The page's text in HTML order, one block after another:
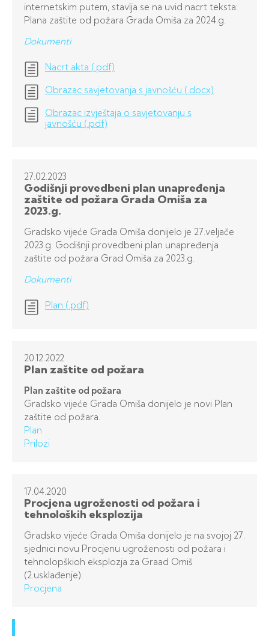
internetskim putem, stavlja se na uvid nacrt teksta:
Plana zaštite od požara Grada Omiša za 2024.g.
Dokumenti
Nacrt akta (.pdf)
Obrazac savjetovanja s javnošću (.docx)
Obrazac izvještaja o savjetovanju s
javnošću (.pdf)
27.02.2023
Godišnji provedbeni plan unapređenja
zaštite od požara Grada Omiša za
2023.g.
Gradsko vijeće Grada Omiša donijelo je 27.veljače
2023.g. Godišnji provedbeni plan unapređenja
zaštite od požara Grad Omiša za 2023.g.
Dokumenti
Plan (.pdf)
20.12.2022
Plan zaštite od požara
Plan zaštite od požara
Gradsko vijeće Grada Omiša donijelo je novi Plan
zaštite od požara.
Plan
Prilozi
17.04.2020
Procjena ugroženosti od požara i
tehnoloških eksplozija
Gradsko vijeće Grada Omiša donijelo je na svojoj 27.
sjednici novu Procjenu ugroženosti od požara i
tehnolopškioh eksplozja za Graad Omiš
(2.usklađenje).
Procjena